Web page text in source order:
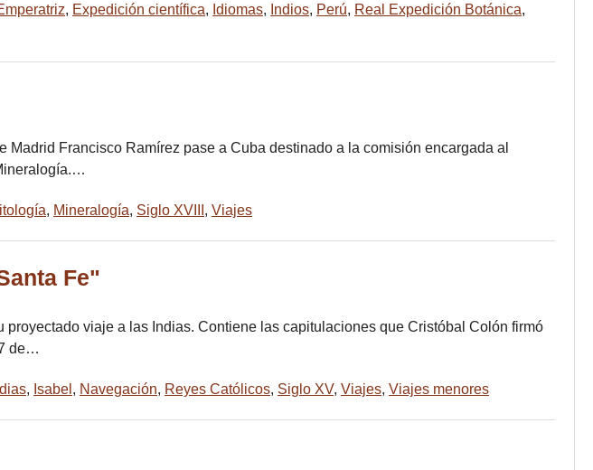
, Expedición científica, Idiomas, Indios, Perú, Real Expedición Botánica,
Francisco Ramírez pase a Cuba destinado a la comisión encargada al
, Mineralogía, Siglo XVIII , Viajes
Fe"
viaje a las Indias. Contiene las capitulaciones que Cristóbal Colón firmó
de…
, Isabel , Navegación, Reyes Católicos, Siglo XV, Viajes, Viajes menores